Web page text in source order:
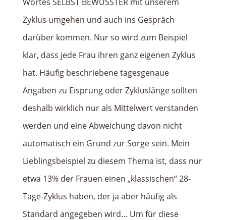
Zyklus umgehen und auch ins Gespräch
darüber kommen. Nur so wird zum Beispiel
klar, dass jede Frau ihren ganz eigenen Zyklus
hat. Häufig beschriebene tagesgenaue
Angaben zu Eisprung oder Zykluslänge sollten
deshalb wirklich nur als Mittelwert verstanden
werden und eine Abweichung davon nicht
automatisch ein Grund zur Sorge sein. Mein
Lieblingsbeispiel zu diesem Thema ist, dass nur
etwa 13% der Frauen einen „klassischen“ 28-
Tage-Zyklus haben, der ja aber häufig als
Standard angegeben wird… Um für diese